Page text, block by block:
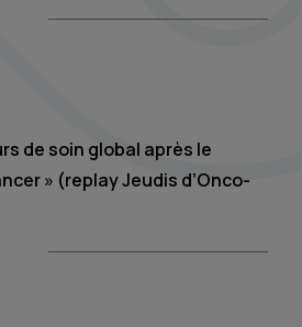
de soin global après le
» (replay Jeudis d’Onco-